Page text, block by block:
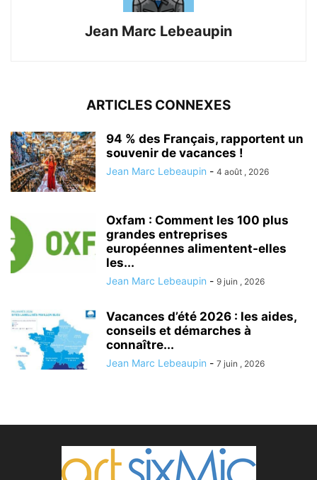
Jean Marc Lebeaupin
ARTICLES CONNEXES
94 % des Français, rapportent un
souvenir de vacances !
Jean Marc Lebeaupin - 4 août , 2026
Oxfam : Comment les 100 plus
grandes entreprises
européennes alimentent-elles
les...
Jean Marc Lebeaupin - 9 juin , 2026
Vacances d’été 2026 : les aides,
conseils et démarches à
connaître...
Jean Marc Lebeaupin - 7 juin , 2026